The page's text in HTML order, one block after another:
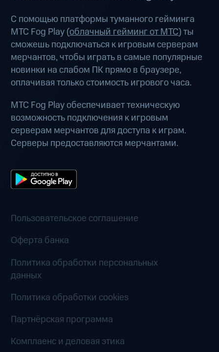
С помощью платформы туманного гейминга
МТС Fog Play (облачный гейминг от МТС) ты
сможешь подключаться к игровым серверам
мерчантов, чтобы играть в самые популярные
новинки на слабом ПК прямо в браузере,
оплачивая только стоимость игрового часа.
МТС Fog Play обеспечивает техническую
возможность подключения к игровым
серверам мерчантов для доступа к играм.
Серверы предоставляются мерчантами.
Пользовательское соглашение
Оферта банка
Политика обработки персональных
данных
Политика обработки cookies
Партнёрская программа
Комплаенс и деловая этика